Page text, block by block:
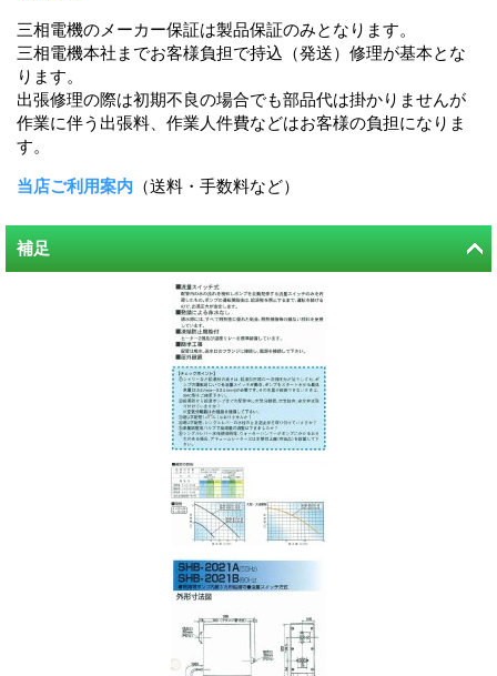
三相電機のメーカー保証は製品保証のみとなります。
三相電機本社までお客様負担で持込（発送）修理が基本とな
ります。
出張修理の際は初期不良の場合でも部品代は掛かりませんが
作業に伴う出張料、作業人件費などはお客様の負担になりま
す。
当店ご利用案内 （送料・手数料など）
補足